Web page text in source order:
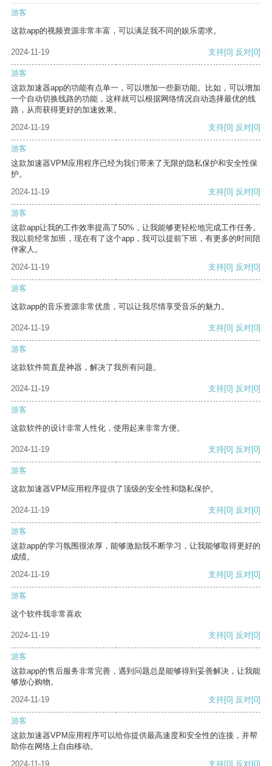
游客
这款app的视频资源非常丰富，可以满足我不同的娱乐需求。
2024-11-19 支持[0] 反对[0]
游客
这款加速器app的功能有点单一，可以增加一些新功能。比如，可以增加
一个自动切换线路的功能，这样就可以根据网络情况自动选择最优的线
路，从而获得更好的加速效果。
2024-11-19
支持[0] 反对[0]
游客
这款加速器VPM应用程序已经为我们带来了无限的隐私保护和安全性保
护。
2024-11-19
支持[0] 反对[0]
游客
这款app让我的工作效率提高了50%，让我能够更轻松地完成工作任务。
我以前经常加班，现在有了这个app，我可以提前下班，有更多的时间陪
伴家人。
2024-11-19
支持[0] 反对[0]
游客
这款app的音乐资源非常优质，可以让我尽情享受音乐的魅力。
2024-11-19 支持[0] 反对[0]
游客
这款软件简直是神器，解决了我所有问题。
2024-11-19 支持[0] 反对[0]
游客
这款软件的设计非常人性化，使用起来非常方便。
2024-11-19 支持[0] 反对[0]
游客
这款加速器VPM应用程序提供了顶级的安全性和隐私保护。
2024-11-19 支持[0] 反对[0]
游客
这款app的学习氛围很浓厚，能够激励我不断学习，让我能够取得更好的
成绩。
2024-11-19
支持[0] 反对[0]
游客
这个软件我非常喜欢
2024-11-19 支持[0] 反对[0]
游客
这款app的售后服务非常完善，遇到问题总是能够得到妥善解决，让我能
够放心购物。
2024-11-19
支持[0] 反对[0]
游客
这款加速器VPM应用程序可以给你提供最高速度和安全性的连接，并帮
助你在网络上自由移动。
2024-11-19
支持[0] 反对[0]